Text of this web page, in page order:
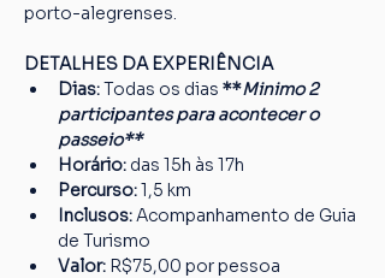
porto-alegrenses.
DETALHES DA EXPERIÊNCIA
Dias: Todas os dias **Minimo 2
participantes para acontecer o
passeio**
Horário: das 15h às 17h
Percurso: 1,5 km
Inclusos: Acompanhamento de Guia
de Turismo
Valor: R$75,00 por pessoa